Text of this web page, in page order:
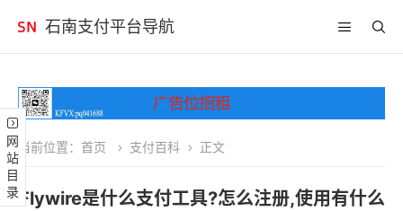
石南支付平台导航
网站目录 当前位置： 首页 支付百科 正文
Flywire是什么支付工具?怎么注册,使用有什么